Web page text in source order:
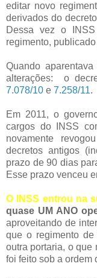
editar novo
derivados do
Dessa vez o
regimento,
Quando
alterações: o
7.078/10 e 7.258/11.
Em 2011, o
cargos do INSS
novamente
decretos antigos
prazo de 90 dias
Esse prazo venceu
O INSS entrou na
quase UM ANO
aproveitando de
que o regimento
outra portaria, o que
foi feito sob a ordem